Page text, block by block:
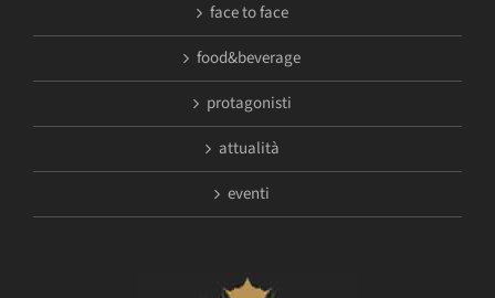
face to face
food&beverage
protagonisti
attualità
eventi